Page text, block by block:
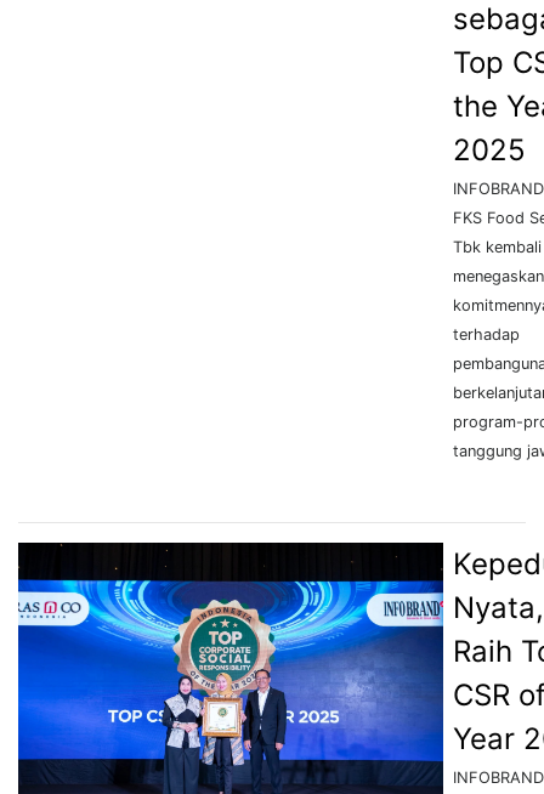
Top
the
2025
FKS Food
Tbk kembali
menegaskan
terhadap
program-
tanggung
Nyata,
Raih
CSR
Year